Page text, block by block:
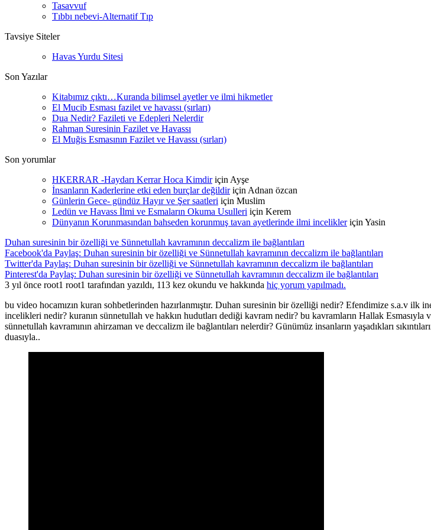
Tasavvuf
Tıbbı nebevi-Alternatif Tıp
Tavsiye Siteler
Havas Yurdu Sitesi
Son Yazılar
Kitabımız çıktı…Kuranda bilimsel ayetler ve ilmi hikmetler
El Mucib Esması fazilet ve havassı (sırları)
Dua Nedir? Fazileti ve Edepleri Nelerdir
Rahman Suresinin Fazilet ve Havassı
El Muğis Esmasının Fazilet ve Havassı (sırları)
Son yorumlar
HKERRAR -Haydarı Kerrar Hoca Kimdiriçin Ayşe
İnsanların Kaderlerine etki eden burçlar değildiriçin Adnan özcan
Günlerin Gece- gündüz Hayır ve Şer saatleri için Muslim
Ledün ve Havass İlmi ve Esmaların Okuma Usulleri için Kerem
Dünyanın Korunmasından bahseden korunmuş tavan ayetlerinde ilmi incelikleriçin Yasin
Duhan suresinin bir özelliği ve Sünnetullah kavramının deccalizm ile bağlantıları
Facebook'da Paylaş: Duhan suresinin bir özelliği ve Sünnetullah kavramının deccalizm ile bağlantıları
Twitter'da Paylaş: Duhan suresinin bir özelliği ve Sünnetullah kavramının deccalizm ile bağlantıları
Pinterest'da Paylaş: Duhan suresinin bir özelliği ve Sünnetullah kavramının deccalizm ile bağlantıları
3 yıl önce root1 root1 tarafından yazıldı, 113 kez okundu ve hakkında hiç yorum yapılmadı.
bu video hocamızın kuran sohbetlerinden hazırlanmıştır. Duhan suresinin bir özelliği nedir? Efendimize s.a.v ilk
incelikleri nedir? kuranın sünnetullah ve hakkın hudutları dediği kavram nedir? bu kavramların Hallak
sünnetullah kavramının ahirzaman ve deccalizm ile bağlantıları nelerdir? Günümüz insanların yaşadıkları
duasıyla..